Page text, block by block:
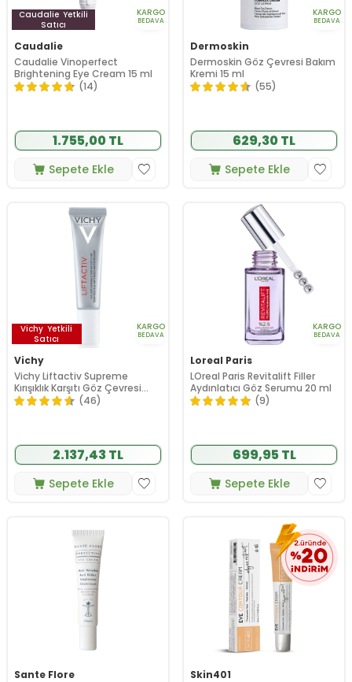
Caudalie Yetkili
Satıcı
KARGO
BEDAVA
Caudalie
Caudalie Vinoperfect
Brightening Eye Cream 15 ml
(14)
1.755,00 TL
Sepete Ekle
KARGO
BEDAVA
Dermoskin
Dermoskin Göz Çevresi Bakım
Kremi 15 ml
(55)
629,30 TL
Sepete Ekle
Vichy Yetkili
Satıcı
KARGO
BEDAVA
Vichy
Vichy Liftactiv Supreme
Kırışıklık Karşıtı Göz Çevresi
Kremi 15ml
(46)
2.137,43 TL
Sepete Ekle
KARGO
BEDAVA
Loreal Paris
LOreal Paris Revitalift Filler
Aydınlatıcı Göz Serumu 20 ml
(9)
699,95 TL
Sepete Ekle
Sante Flore
Skin401